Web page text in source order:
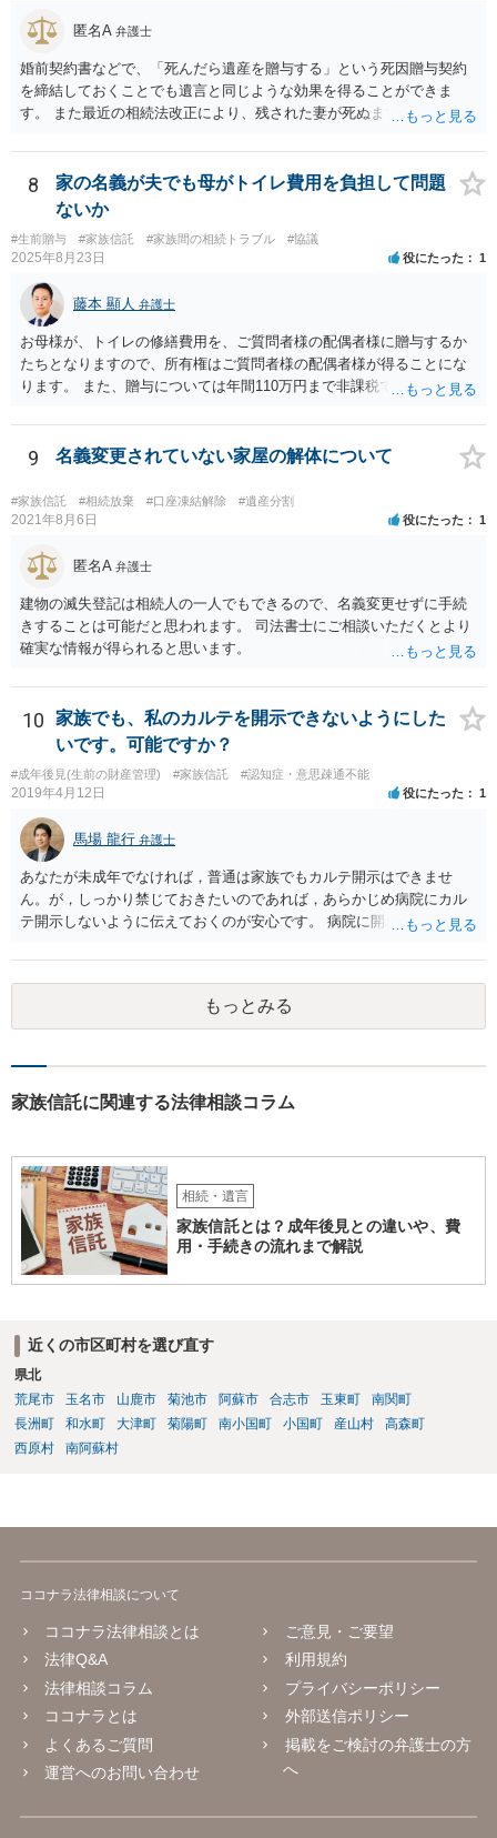
匿名A 弁護士
婚前契約書などで、「死んだら遺産を贈与する」という死因贈与契約
を締結しておくことでも遺言と同じような効果を得ることができま
す。 また最近の相続法改正により、残された妻が死ぬまで家に住み続
で、その制度を活用する方法も考えられます。 もし契約書の作成まで
視野に入れておられる場合は、お近くの弁護士、できれば相続に強い
弁護士にご相談なさるとよいでしょう。
8
家の名義が夫でも母がトイレ費用を負担して問題
ないか
#生前贈与 #家族信託 #家族間の相続トラブル #協議
2025年8月23日 役にたった 1
藤本 顯人 弁護士
お母様が、トイレの修繕費用を、ご質問者様の配偶者様に贈与するか
たちとなりますので、所有権はご質問者様の配偶者様が得ることにな
ります。 また、贈与については年間110万円まで非課税であり、トイ
9 名義変更されていない家屋の解体について
#家族信託 #相続放棄 #口座凍結解除 #遺産分割
2021年8月6日 役にたった 1
匿名A 弁護士
建物の滅失登記は相続人の一人でもできるので、名義変更せずに手続
きすることは可能だと思われます。 司法書士にご相談いただくとより
確実な情報が得られると思います。
10
家族でも、私のカルテを開示できないようにした
いです。可能ですか？
#成年後見(生前の財産管理) #家族信託 #認知症・意思疎通不能
2019年4月12日 役にたった 1
馬場 龍行 弁護士
あなたが未成年でなければ，普通は家族でもカルテ開示はできませ
ん。が，しっかり禁じておきたいのであれば，あらかじめ病院にカル
テ開示しないように伝えておくのが安心です。 病院に開示しないよう
可能性は低いのでコストパフォーマンスとしてはどうかなという感じ
がします。
もっとみる
家族信託に関連する法律相談コラム
相続・遺言
家族信託とは？成年後見との違いや、費
用・手続きの流れまで解説
近くの市区町村を選び直す
県北
荒尾市
玉名市 山鹿市 菊池市 阿蘇市 合志市 玉東町
南関町
長洲町
和水町 大津町 菊陽町 南小国町 小国町 産山村
高森町
西原村
南阿蘇村
ココナラ法律相談について
ココナラ法律相談とは
法律Q&A
法律相談コラム
ココナラとは
よくあるご質問
運営へのお問い合わせ
ご意見・ご要望
利用規約
プライバシーポリシー
外部送信ポリシー
掲載をご検討の弁護士の方
へ